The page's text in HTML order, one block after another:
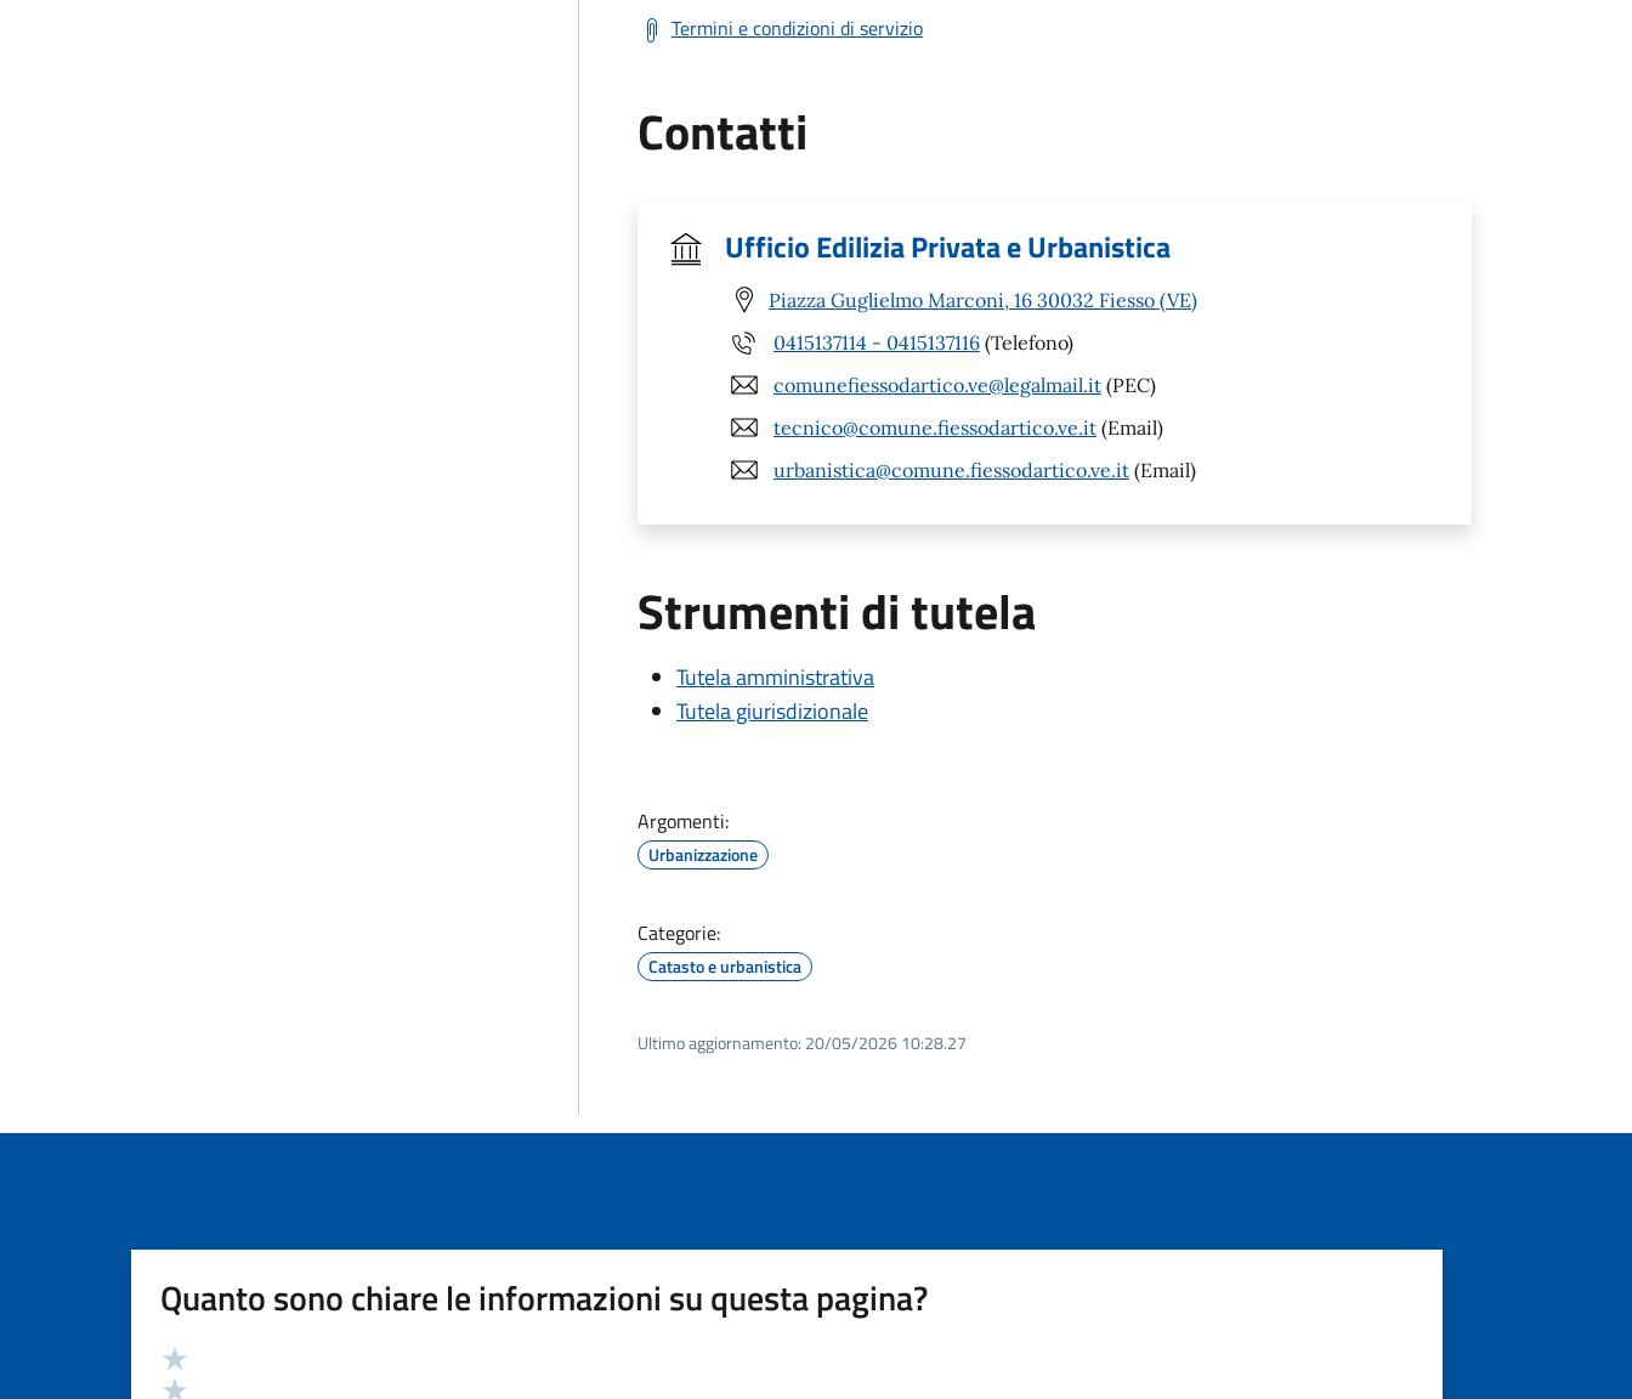
Termini e condizioni di servizio
Contatti
Ufficio Edilizia Privata e Urbanistica
Piazza Guglielmo Marconi, 16 30032 Fiesso (VE)
0415137114 - 0415137116 (Telefono)
comunefiessodartico.ve@legalmail.it (PEC)
tecnico@comune.fiessodartico.ve.it (Email)
urbanistica@comune.fiessodartico.ve.it (Email)
Strumenti di tutela
Tutela amministrativa
Tutela giurisdizionale
Argomenti:
Urbanizzazione
Categorie:
Catasto e urbanistica
Ultimo aggiornamento: 20/05/2026 10:28.27
Quanto sono chiare le informazioni su questa pagina?
Valutazione